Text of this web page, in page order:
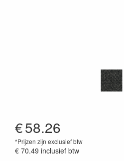
€58.26
*Prijzen zijn exclusief btw
€ 70.49 inclusief btw